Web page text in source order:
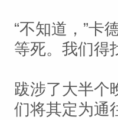
“不知道，”卡
等死。我们得
跋涉了大半个
们将其定为通